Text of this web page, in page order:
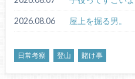
2026.08.06 屋上を掘る男。
日常考察 登山 賭け事